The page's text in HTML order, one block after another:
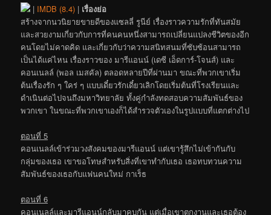
| IMDB (8.4) | เรื่องย่อ
สร้างจากนวนิยายขายดีของแซลลี่ รูนีย์ เรื่องราวความรักที่ทันสมัย
และสวยงามเกี่ยวกับการที่คนคนหนึ่งสามารถเปลี่ยนแปลงชีวิตของอีก
คนโดยไม่คาดคิด และเกี่ยวกับว่าความสนิทสนมที่ซับซ้อนสามารถ
เป็นได้แค่ไหน เรื่องราวของ มารีแอนน์ (เดซี เอ็ดการ์-โจนส์) และ
คอนเนลล์ (พอล เมสคัล) ตลอดหลายปีที่ผ่านมา ขณะที่พวกเขาเริ่ม
ต้นเรื่องรัก ๆ ใคร่ ๆ แบบเดี๋ยวรักเดี๋ยวเลิกโดยเริ่มต้นที่โรงเรียนและ
ดำเนินต่อไปจนถึงมหาวิทยาลัย ทั้งคู่กำลังทดสอบความสัมพันธ์ของ
พวกเขา ในขณะที่พวกเขาเองก็ได้สำรวจตัวเองในรูปแบบที่แตกต่างไป
ตอนที่ 5
คอนเนลล์เข้าร่วมวงสังคมของมารีแอนน์ แต่เขารู้สึกไม่เข้ากันกับ
กลุ่มของเธอ เขาขอโทษสำหรับสิ่งที่เขาทำกับเธอ เธอทบทวนความ
สัมพันธ์ของเธอกับแฟนคนใหม่ กาเร็ธ
ตอนที่ 6
คอนเนลล์และมารีแอนน์กลับมาคบกัน แต่เมื่อเขาตกงานและเธอต้อง